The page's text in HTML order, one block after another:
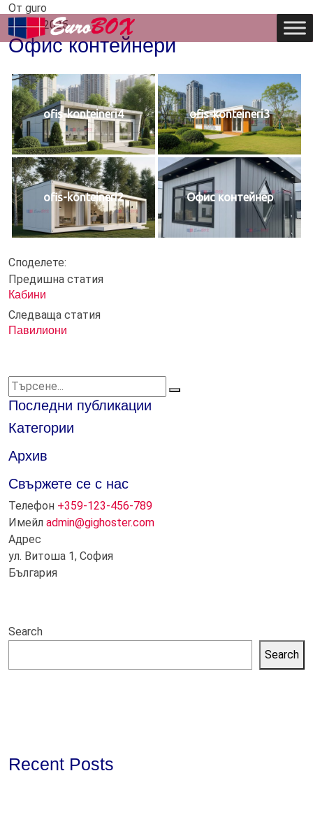
От guro
04 Jul, 2025
Офис контейнери
ofis-konteineri4 ofis-konteineri3
ofis-konteineri2 Офис контейнер
Споделете:
Предишна статия
Кабини
Следваща статия
Павилиони
Последни публикации
Категории
Архив
Свържете се с нас
Телефон +359-123-456-789
Имейл admin@gighoster.com
Адрес
ул. Витоша 1, София
България
Search
Search
Recent Posts